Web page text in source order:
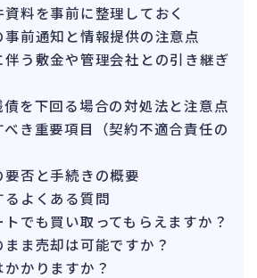
料を事前に整理しておく
前通知と情報提供の注意点
う敷金や管理会社との引き継ぎ
を下回る場合の対処法と注意点
き重要項目（契約不適合責任の
否と手続きの概要
よくある質問
でも買い取ってもらえますか？
ま売却は可能ですか？
かりますか？